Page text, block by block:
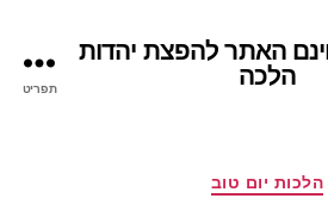
האתר להפצת יהדות
הלכה
תפריט
קטגוריות
הלכות יום טוב